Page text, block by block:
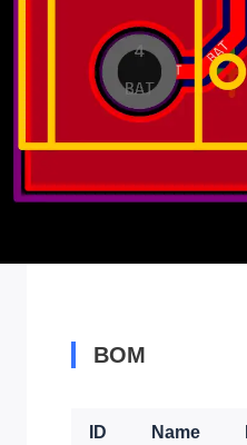
BOM
ID Name